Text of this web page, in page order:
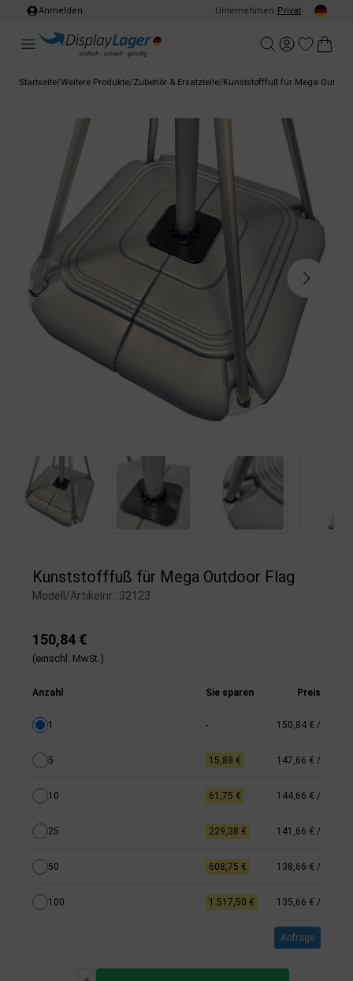
Anmelden Unternehmen Privat
Startseite/Weitere Produkte/Zubehör & Ersatzteile/Kunststofffuß für Mega
Kunststofffuß für Mega Outdoor Flag
Modell/Artikelnr.: 32123
150,84 €
(einschl. MwSt.)
Anzahl Sie sparen Preis
1 - 150,84 € /
5 15,88 € 147,66 € /
10 61,75 € 144,66 € /
25 229,38 € 141,66 € /
50 608,75 € 138,66 € /
100 1.517,50 € 135,66 € /
Anfrage